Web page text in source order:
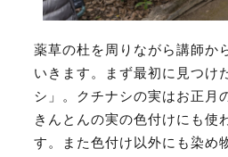
薬草の杜を周りながら講師か
いきます。まず最初に見つけ
シ」。クチナシの実はお正月
きんとんの実の色付けにも使
す。また色付け以外にも染め